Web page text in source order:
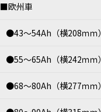
■欧州車
●43～54Ah（横208ｍｍ）
●55～65Ah（横242ｍｍ）
●68～80Ah（横277ｍｍ）